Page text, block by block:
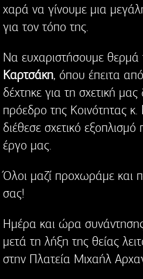
χαρά να γίνουμε μια
για τον τόπο της.
Να ευχαριστήσουμε θερμά
Καρτσάκη, όπου έπειτα
δέχτηκε για τη σχετική
πρόεδρο της Κοινότητας κ.
διέθεσε σχετικό
έργο μας.
Όλοι μαζί προχωράμε και
σας!
Ημέρα και ώρα
μετά τη λήξη της θείας
στην Πλατεία Μιχαήλ